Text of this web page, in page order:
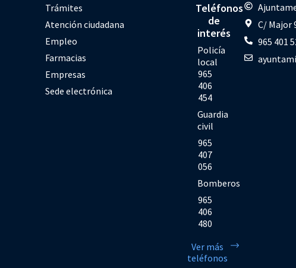
Trámites
Atención ciudadana
Empleo
Farmacias
Empresas
Sede electrónica
Teléfonos
de
interés
Policía
local
965
406
454
Guardia
civil
965
407
056
Bomberos
965
406
480
Ver más
teléfonos
C/ Major
965 401